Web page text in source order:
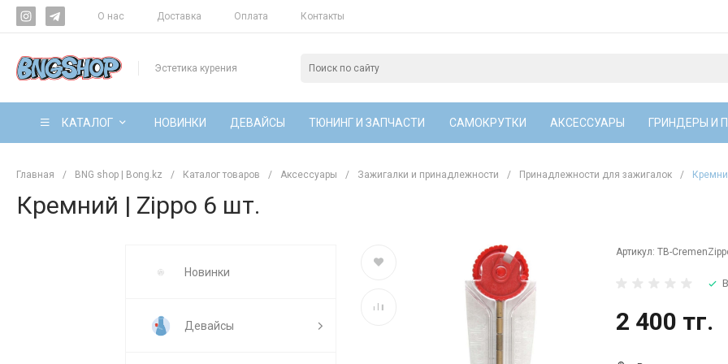
О нас Доставка Оплата Контакты
Эстетика курения
КАТАЛОГ НОВИНКИ ДЕВАЙСЫ ТЮНИНГ И ЗАПЧАСТИ САМОКРУТКИ АКСЕССУАРЫ ГРИНДЕРЫ И
Главная / BNG shop | Bong.kz / Каталог товаров / Аксессуары / Зажигалки и принадлежности / Принадлежности для зажигалок /
Кремний | Zippo 6 шт.
Новинки
Девайсы
Артикул:TB-
2 400 тг.